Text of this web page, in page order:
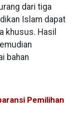
dari tiga
Islam dapat
khusus. Hasil
bahan
Pemilihan